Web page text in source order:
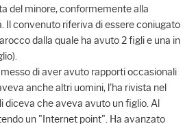
del minore, conformemente alla
Il convenuto riferiva di essere coniugato
dalla quale ha avuto 2 figli e una in
di aver avuto rapporti occasionali
anche altri uomini, l'ha rivista nel
che aveva avuto un figlio. Al
un "Internet point". Ha avanzato